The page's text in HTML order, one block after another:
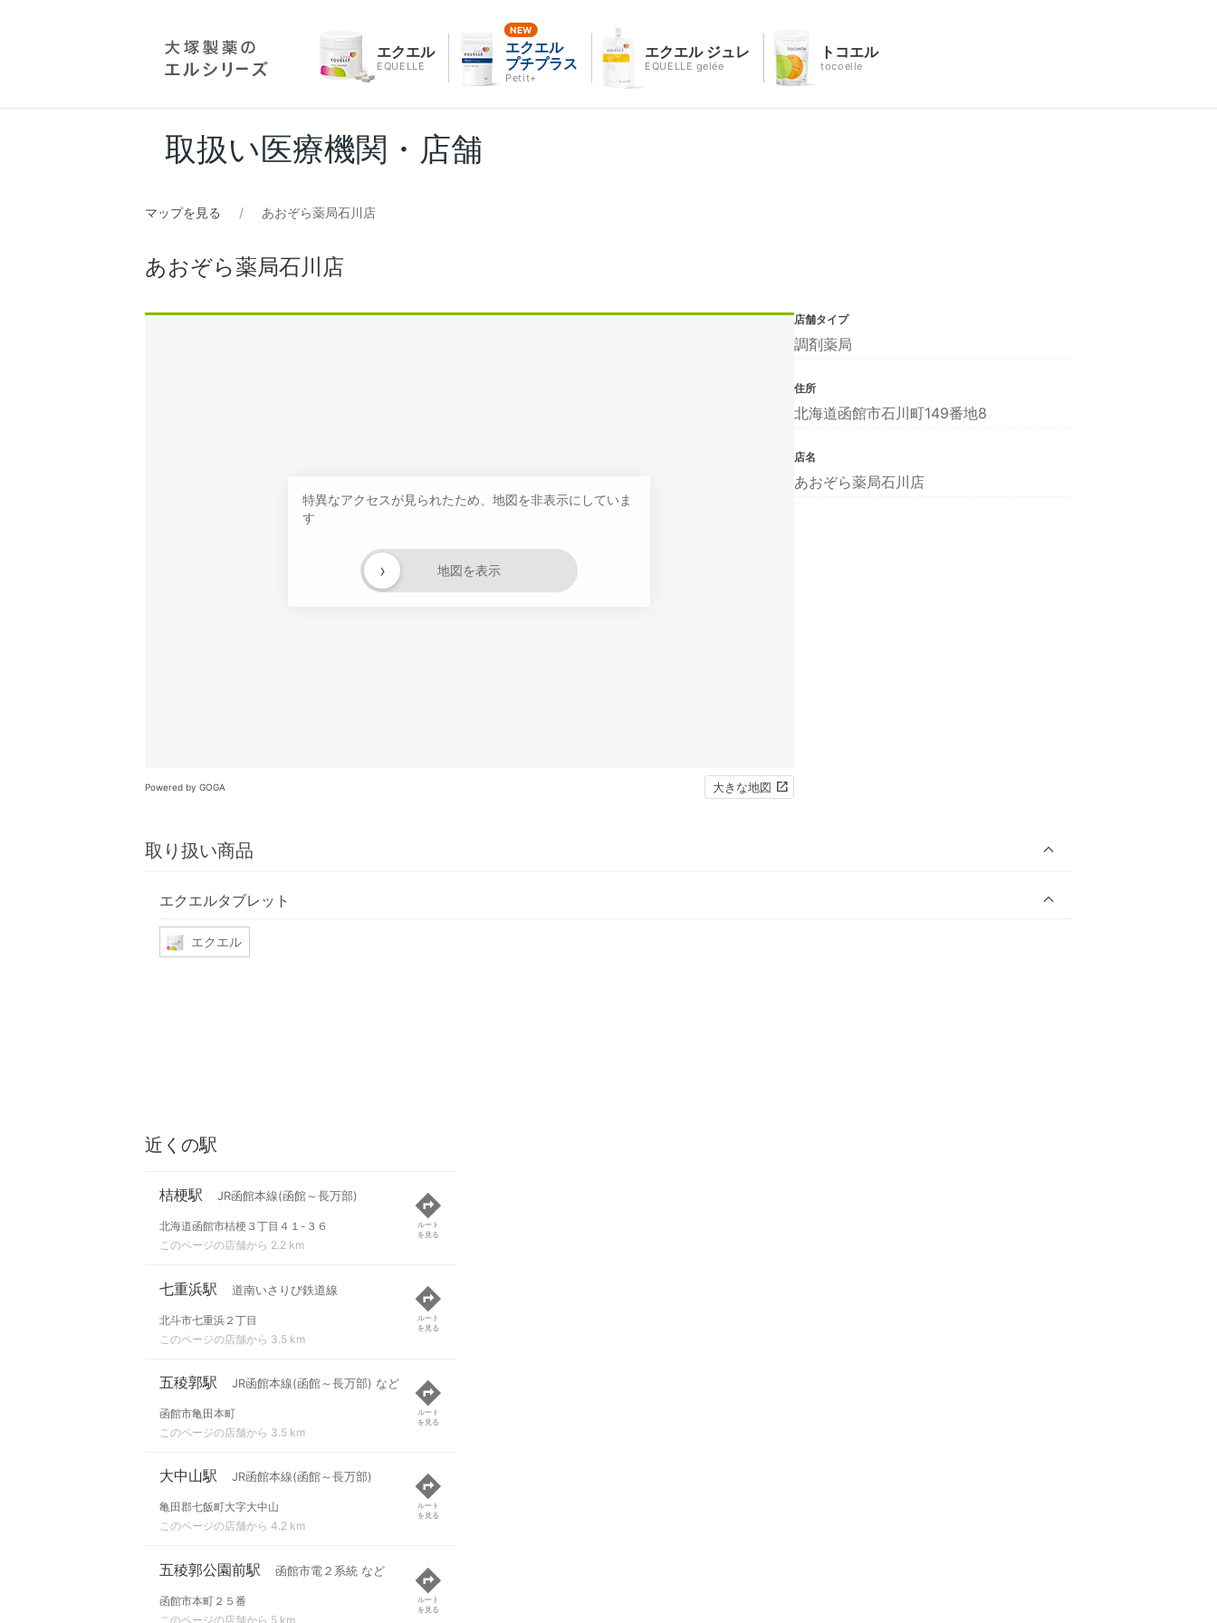
エクエル
EQUELLE
エクエル
プチプラス
Petit+
エクエル ジュレ
EQUELLE gelée
トコエル
tocoelle
取扱い医療機関・店舗
マップを見る あおぞら薬局石川店
あおぞら薬局石川店
特異なアクセスが見られたため、地図を非表示にしていま
す
地図を表示
›
Powered by GOGA 大きな地図
取り扱い商品
エクエルタブレット
エクエル
店舗タイプ
調剤薬局
住所
北海道函館市石川町149番地8
店名
あおぞら薬局石川店
近くの駅
桔梗駅 JR函館本線(函館～長万部)
北海道函館市桔梗３丁目４１-３６
このページの店舗から 2.2 km
ルート
を見る
七重浜駅 道南いさりび鉄道線
北斗市七重浜２丁目
このページの店舗から 3.5 km
ルート
を見る
五稜郭駅 JR函館本線(函館～長万部) など
函館市亀田本町
このページの店舗から 3.5 km
ルート
を見る
大中山駅 JR函館本線(函館～長万部)
亀田郡七飯町大字大中山
このページの店舗から 4.2 km
ルート
を見る
五稜郭公園前駅 函館市電２系統 など
函館市本町２５番
このページの店舗から 5 km
ルート
を見る